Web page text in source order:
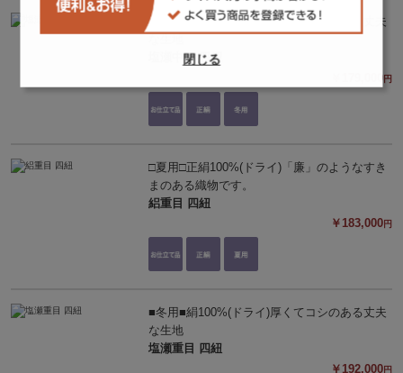
■冬用■絹100%(ドライ)厚くてコシのある丈夫
塩瀬中目 四紐
￥179,000円
□夏用□正絹100%(ドライ)「廉」のようなすき
まのある織物です。
絽重目 四紐
￥183,000円
■冬用■絹100%(ドライ)厚くてコシのある丈夫
な生地
塩瀬重目 四紐
￥192,000円
閉じる